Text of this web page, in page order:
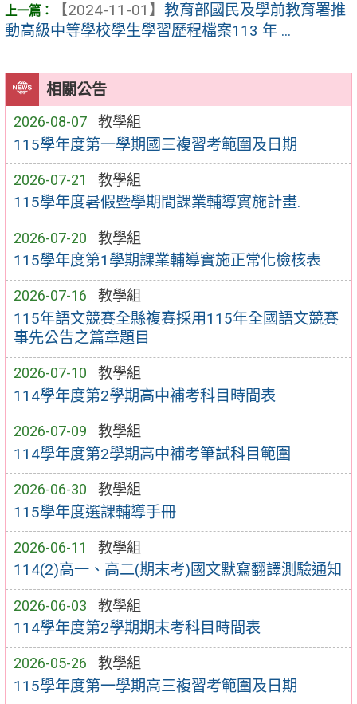
相關公告
2026-08-07 教學組
115學年度第一學期國三複習考範圍及日期
2026-07-21 教學組
115學年度暑假暨學期間課業輔導實施計畫.
2026-07-20 教學組
115學年度第1學期課業輔導實施正常化檢核表
2026-07-16 教學組
115年語文競賽全縣複賽採用115年全國語文競賽
事先公告之篇章題目
2026-07-10 教學組
114學年度第2學期高中補考科目時間表
2026-07-09 教學組
114學年度第2學期高中補考筆試科目範圍
2026-06-30 教學組
115學年度選課輔導手冊
2026-06-11 教學組
114(2)高一、高二(期末考)國文默寫翻譯測驗通知
2026-06-03 教學組
114學年度第2學期期末考科目時間表
2026-05-26 教學組
115學年度第一學期高三複習考範圍及日期
【2024-11-01】 教育部國民及學前教育署推
動高級中等學校學生學習歷程檔案113 年 ...